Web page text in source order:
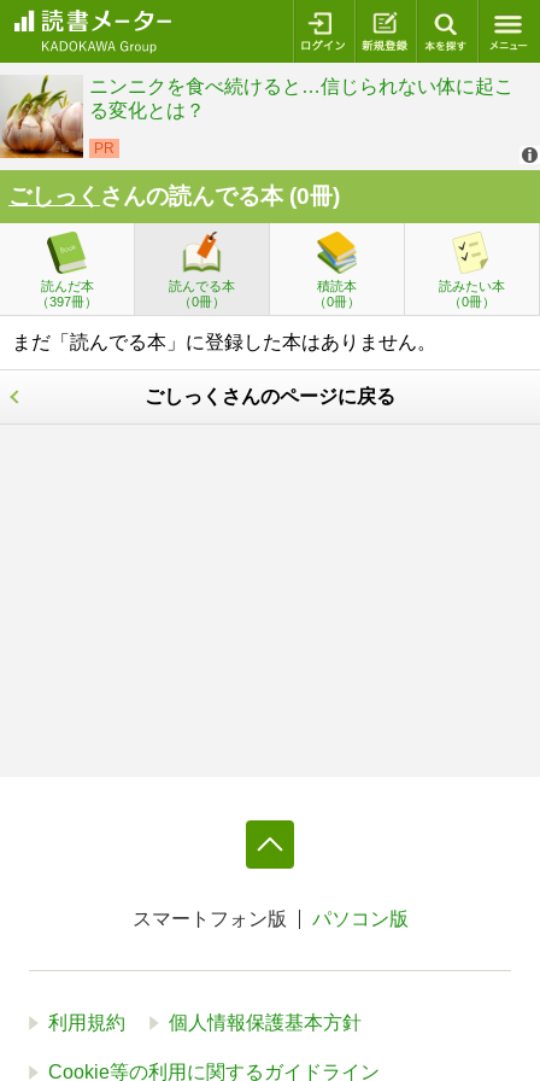
ログイン 新規登録
ごしっく さんの読んでる本 (0冊)
読んだ本
（397冊）
読んでる本
（0冊）
積読本
（0冊）
読みたい本
（0冊）
まだ「読んでる本」に登録した本はありません。
ごしっくさんのページに戻る
スマートフォン版 パソコン版
利用規約 個人情報保護基本方針
Cookie等の利用に関するガイドライン